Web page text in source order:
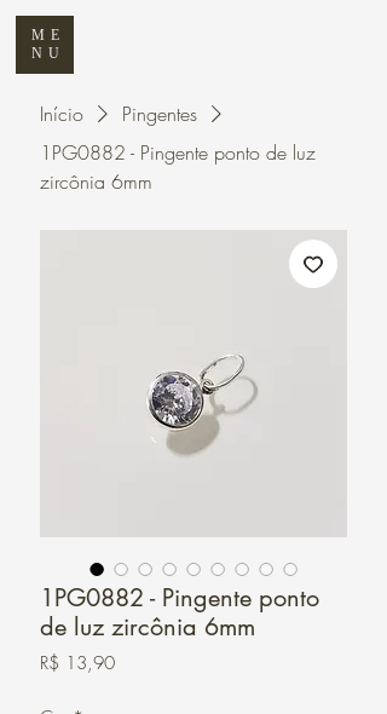
ME
NU
Início
Pingentes
1PG0882 - Pingente ponto de luz
zircônia 6mm
1PG0882 - Pingente ponto
de luz zircônia 6mm
R$ 13,90Preço